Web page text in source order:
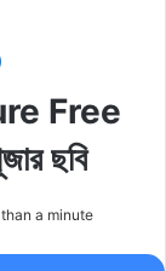
Free
ছবি
a minute